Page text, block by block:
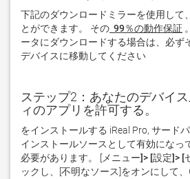
下記のダウンロードミラーを使用して
とができます。 その 99％の動作保証
ータにダウンロードする場合は、必ず
デバイスに移動してください
ステップ2：あなたのデバイ
ィのアプリを許可する。
をインストールする iReal Pro, サード
インストールソースとして有効になっ
必要があります。 [メニュー]> [設定]> [
ックし、[不明なソース]をオンにして